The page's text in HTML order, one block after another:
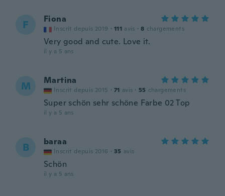
F Fiona
Inscrit depuis 2019 · 111 avis · 8 chargements
Very good and cute. Love it.
il y a 5 ans
M Martina
Inscrit depuis 2015 · 71 avis · 55 chargements
Super schön sehr schöne Farbe 02 Top
il y a 5 ans
B baraa
Inscrit depuis 2016 · 35 avis
Schön
il y a 5 ans